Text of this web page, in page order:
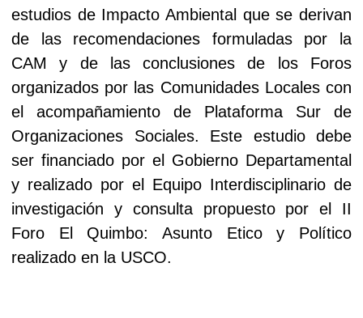
estudios de Impacto Ambiental que se derivan
de las recomendaciones formuladas por la
CAM y de las conclusiones de los Foros
organizados por las Comunidades Locales con
el acompañamiento de Plataforma Sur de
Organizaciones Sociales. Este estudio debe
ser financiado por el Gobierno Departamental
y realizado por el Equipo Interdisciplinario de
investigación y consulta propuesto por el II
Foro El Quimbo: Asunto Etico y Político
realizado en la USCO.